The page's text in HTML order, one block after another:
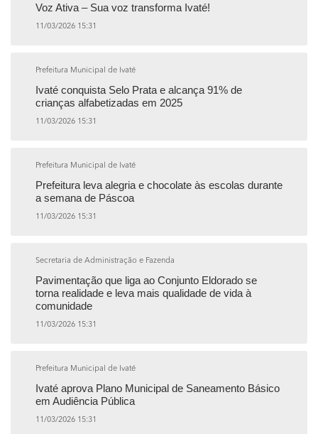
Voz Ativa – Sua voz transforma Ivaté!
11/03/2026 15:31
Prefeitura Municipal de Ivaté
Ivaté conquista Selo Prata e alcança 91% de
crianças alfabetizadas em 2025
11/03/2026 15:31
Prefeitura Municipal de Ivaté
Prefeitura leva alegria e chocolate às escolas durante
a semana de Páscoa
11/03/2026 15:31
Secretaria de Administração e Fazenda
Pavimentação que liga ao Conjunto Eldorado se
torna realidade e leva mais qualidade de vida à
comunidade
11/03/2026 15:31
Prefeitura Municipal de Ivaté
Ivaté aprova Plano Municipal de Saneamento Básico
em Audiência Pública
11/03/2026 15:31